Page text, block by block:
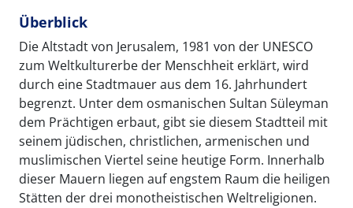
Überblick
Die Altstadt von Jerusalem, 1981 von der UNESCO
zum Weltkulturerbe der Menschheit erklärt, wird
durch eine Stadtmauer aus dem 16. Jahrhundert
begrenzt. Unter dem osmanischen Sultan Süleyman
dem Prächtigen erbaut, gibt sie diesem Stadtteil mit
seinem jüdischen, christlichen, armenischen und
muslimischen Viertel seine heutige Form. Innerhalb
dieser Mauern liegen auf engstem Raum die heiligen
Stätten der drei monotheistischen Weltreligionen.